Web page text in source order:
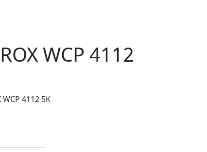
WCP 4112
4112 5K